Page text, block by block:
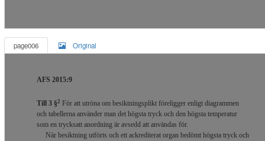
page006 Original
AFS 2015:9
Till 3 §2 För att utröna om besiktningsplikt föreligger enligt diagrammen
och tabellerna använder man det högsta tryck och den högsta temperatur
som en trycksatt anordning är avsedd att användas för.
När besiktning utförts och ett ackrediterat organ bedömt högsta tryck och